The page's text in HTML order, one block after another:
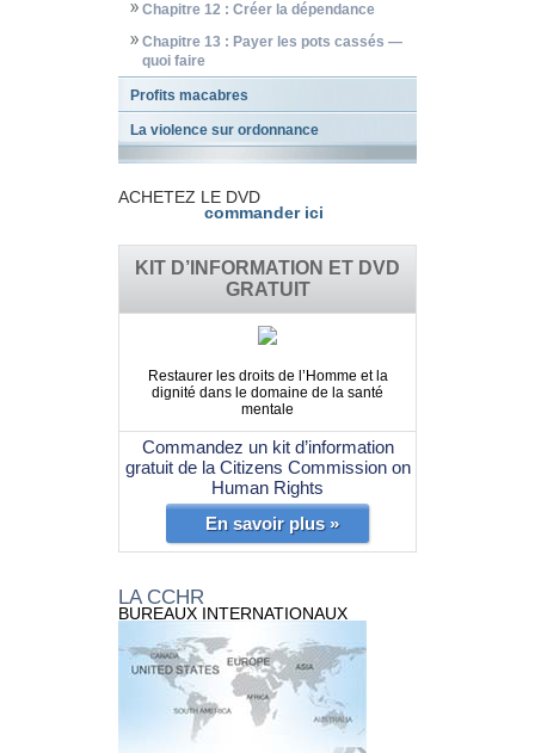
Chapitre 12 : Créer la dépendance
Chapitre 13 : Payer les pots cassés —
quoi faire
Profits macabres
La violence sur ordonnance
ACHETEZ LE DVD
commander ici
KIT D’INFORMATION ET DVD
GRATUIT
Restaurer les droits de l’Homme et la
dignité dans le domaine de la santé
mentale
Commandez un kit d’information
gratuit de la Citizens Commission on
Human Rights
En savoir plus »
LA CCHR
BUREAUX INTERNATIONAUX